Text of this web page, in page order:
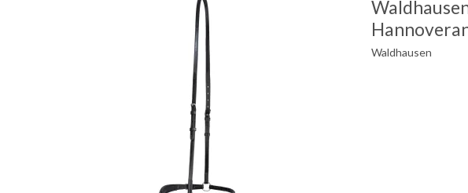
Waldhausen